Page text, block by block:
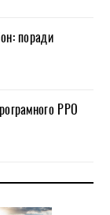
поради
РРО